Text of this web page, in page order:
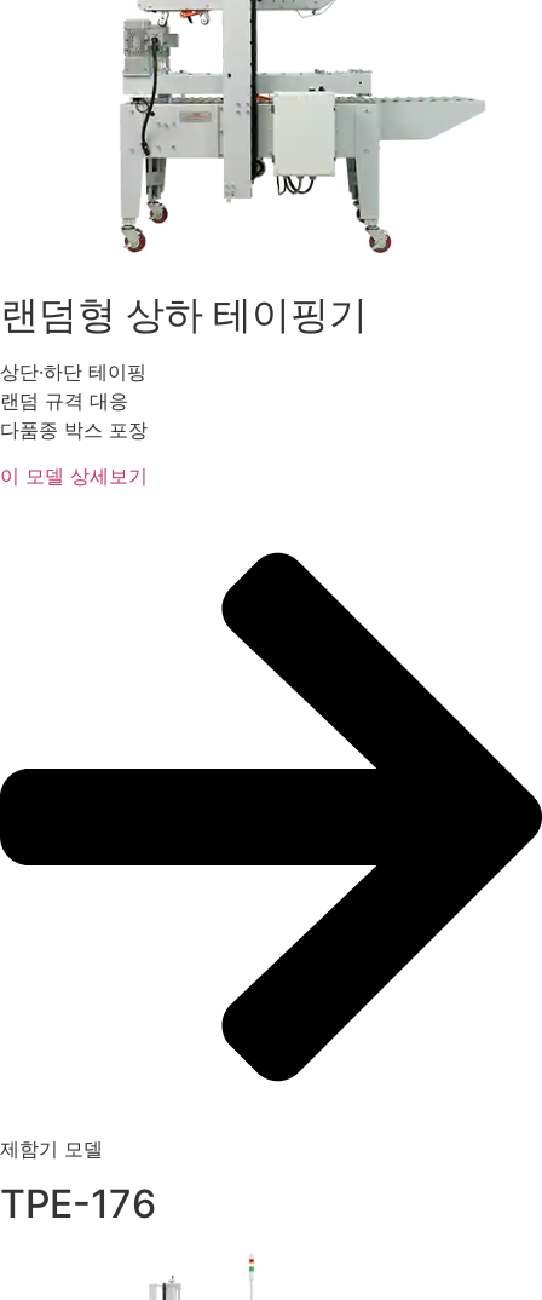
랜덤형 상하 테이핑기
상단·하단 테이핑
랜덤 규격 대응
다품종 박스 포장
이 모델 상세보기
제함기 모델
TPE-176